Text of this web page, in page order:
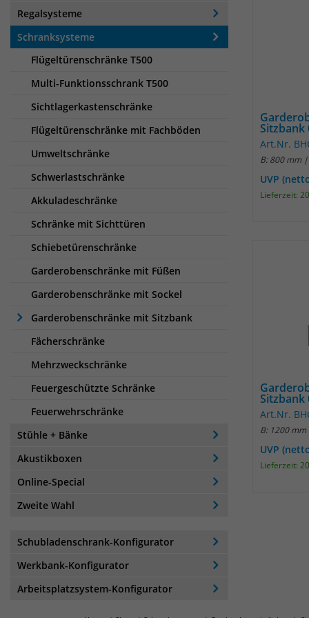
Regalsysteme
Schranksysteme
Flügeltürenschränke T500
Multi-Funktionsschrank T500
Sichtlagerkastenschränke
Flügeltürenschränke mit Fachböden
Umweltschränke
Schwerlastschränke
Akkuladeschränke
Schränke mit Sichttüren
Schiebetürenschränke
Garderobenschränke mit Füßen
Garderobenschränke mit Sockel
Garderobenschränke mit Sitzbank
Fächerschränke
Mehrzweckschränke
Feuergeschützte Schränke
Feuerwehrschränke
Stühle + Bänke
Akustikboxen
Online-Special
Zweite Wahl
Schubladenschrank-Konfigurator
Werkbank-Konfigurator
Arbeitsplatzsystem-Konfigurator
Sitzbank
Art.Nr.
B: 800 mm
UVP
Lieferzeit:
Sitzbank
Art.Nr.
B: 1200
UVP
Lieferzeit: